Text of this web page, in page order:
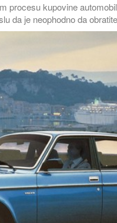
procesu kupovine
da je neophodno da